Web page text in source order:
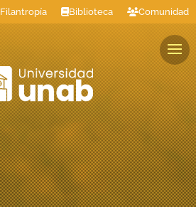
Filantropía Biblioteca Comunidad
Colaboradores Graduados